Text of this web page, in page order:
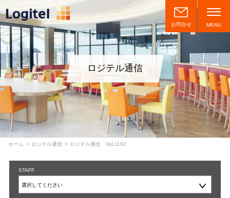
お問合せ MENU
ロジテル通信
ホーム ロジテル通信 ロジテル通信 Vol.1162
STAFF